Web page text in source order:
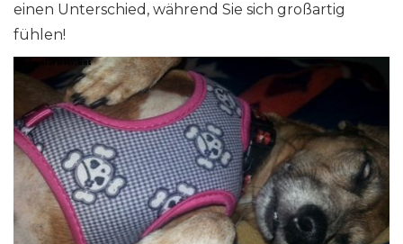
einen Unterschied, während Sie sich großartig
fühlen!